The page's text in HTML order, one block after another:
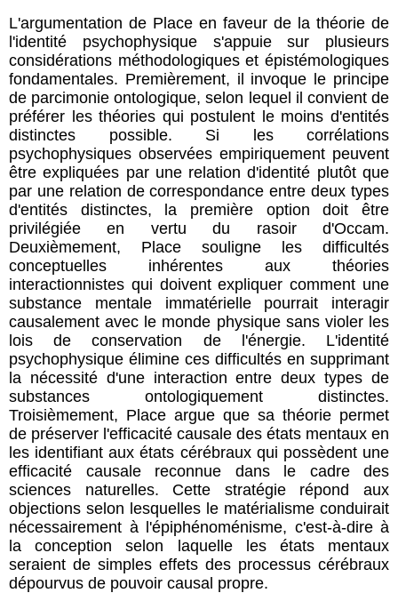
L'argumentation de Place en faveur de la théorie de
l'identité psychophysique s'appuie sur plusieurs
considérations méthodologiques et épistémologiques
fondamentales. Premièrement, il invoque le principe
de parcimonie ontologique, selon lequel il convient de
préférer les théories qui postulent le moins d'entités
distinctes possible. Si les corrélations
psychophysiques observées empiriquement peuvent
être expliquées par une relation d'identité plutôt que
par une relation de correspondance entre deux types
d'entités distinctes, la première option doit être
privilégiée en vertu du rasoir d'Occam.
Deuxièmement, Place souligne les difficultés
conceptuelles inhérentes aux théories
interactionnistes qui doivent expliquer comment une
substance mentale immatérielle pourrait interagir
causalement avec le monde physique sans violer les
lois de conservation de l'énergie. L'identité
psychophysique élimine ces difficultés en supprimant
la nécessité d'une interaction entre deux types de
substances ontologiquement distinctes.
Troisièmement, Place argue que sa théorie permet
de préserver l'efficacité causale des états mentaux en
les identifiant aux états cérébraux qui possèdent une
efficacité causale reconnue dans le cadre des
sciences naturelles. Cette stratégie répond aux
objections selon lesquelles le matérialisme conduirait
nécessairement à l'épiphénoménisme, c'est-à-dire à
la conception selon laquelle les états mentaux
seraient de simples effets des processus cérébraux
dépourvus de pouvoir causal propre.